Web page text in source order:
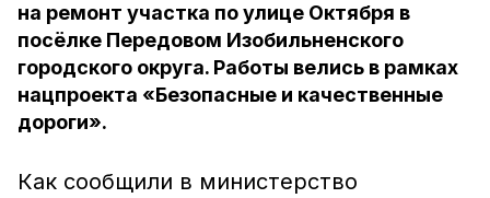
на ремонт участка по улице Октября в
посёлке Передовом Изобильненского
городского округа. Работы велись в рамках
нацпроекта «Безопасные и качественные
дороги».
Как сообщили в министерство